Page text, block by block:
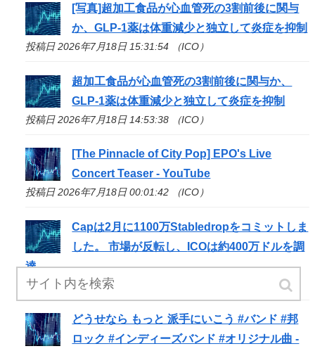
[写真]超加工食品が心血管死の3割前後に関与
か、GLP-1薬は体重減少と独立して炎症を抑制
投稿日 2026年7月18日 15:31:54 （ICO）
超加工食品が心血管死の3割前後に関与か、
GLP-1薬は体重減少と独立して炎症を抑制
投稿日 2026年7月18日 14:53:38 （ICO）
[The Pinnacle of City Pop] EPO's Live
Concert Teaser - YouTube
投稿日 2026年7月18日 00:01:42 （ICO）
Capは2月に1100万Stabledropをコミットしま
した。 市場が反転し、
ICOは約400万ドルを調
達
投稿日 2026年7月17日 05:40:00 （ICO）
どうせなら もっと 派手にいこう #バンド #邦
ロック #インディーズバンド #オリジナル曲 -